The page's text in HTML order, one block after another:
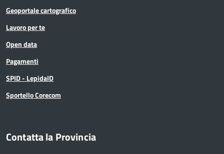
Geoportale cartografico
Lavoro per te
Open data
Pagamenti
SPID - LepidaID
Sportello Corecom
Contatta la Provincia